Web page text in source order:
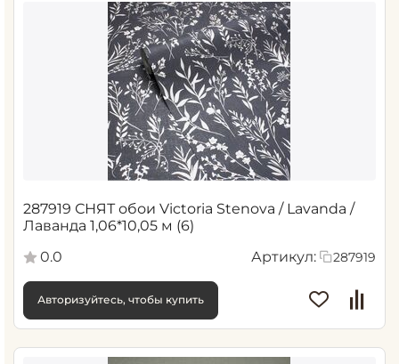
287919 СНЯТ обои Victoria Stenova / Lavanda /
Лаванда 1,06*10,05 м (6)
0.0
Артикул: 287919
Авторизуйтесь, чтобы купить